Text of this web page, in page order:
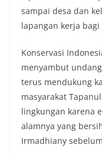
komunikasi
situasi
poin utama
sambang
memasang
bukan
menjelang
Petugas
bendera
sampai desa dan
lapangan kerja bagi
Konservasi
menyambut
terus mendukung
masyarakat
lingkungan karena
alamnya yang
Irmadhiany